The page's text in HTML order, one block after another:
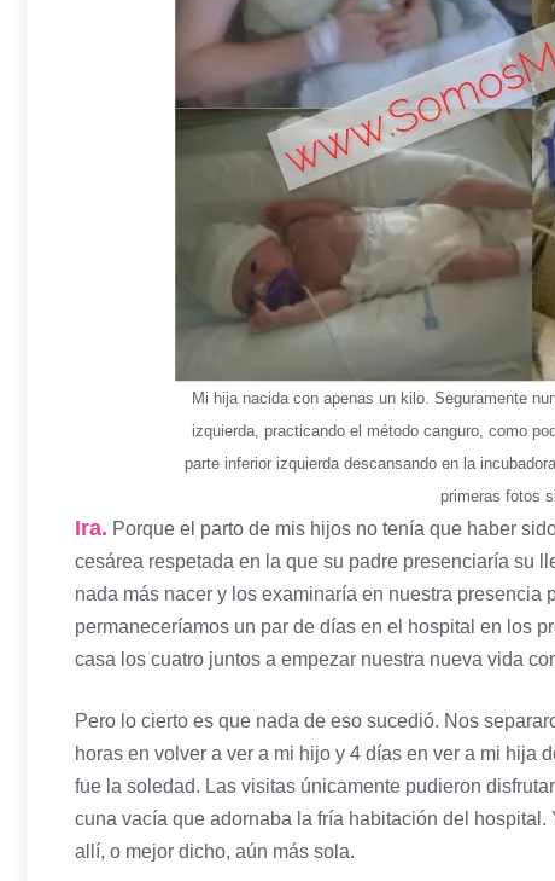
Mi hija nacida con apenas un kilo. Seguramente
izquierda, practicando el método canguro, como
parte inferior izquierda descansando en la
primeras fotos
Ira. Porque el parto de mis hijos no tenía que haber
cesárea respetada en la que su padre presenciaría su
nada más nacer y los examinaría en nuestra
permaneceríamos un par de días en el hospital en los
casa los cuatro juntos a empezar nuestra nueva vida
Pero lo cierto es que nada de eso sucedió. Nos
horas en volver a ver a mi hijo y 4 días en ver a mi hija
fue la soledad. Las visitas únicamente pudieron
cuna vacía que adornaba la fría habitación del
allí, o mejor dicho, aún más sola.